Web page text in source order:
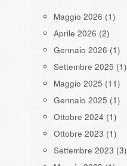
Maggio 2026 (1)
Aprile 2026 (2)
Gennaio 2026 (1)
Settembre 2025 (1)
Maggio 2025 (11)
Gennaio 2025 (1)
Ottobre 2024 (1)
Ottobre 2023 (1)
Settembre 2023 (3)